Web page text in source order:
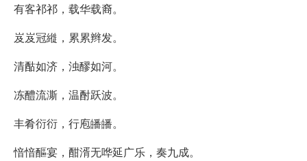
有客祁祁，载华载裔。
岌岌冠縰，累累辫发。
清酤如济，浊醪如河。
冻醴流澌，温酎跃波。
丰肴衍衍，行庖皤皤。
愔愔醧宴，酣湑无哗延广乐，奏九成。